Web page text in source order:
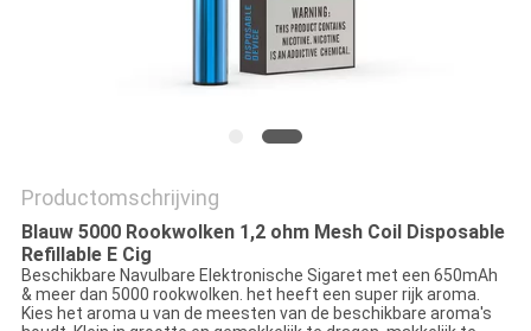
Productomschrijving
Blauw 5000 Rookwolken 1,2 ohm Mesh Coil Disposable
Refillable E Cig
Beschikbare Navulbare Elektronische Sigaret met een 650mAh
& meer dan 5000 rookwolken. het heeft een super rijk aroma.
Kies het aroma u van de meesten van de beschikbare aroma's